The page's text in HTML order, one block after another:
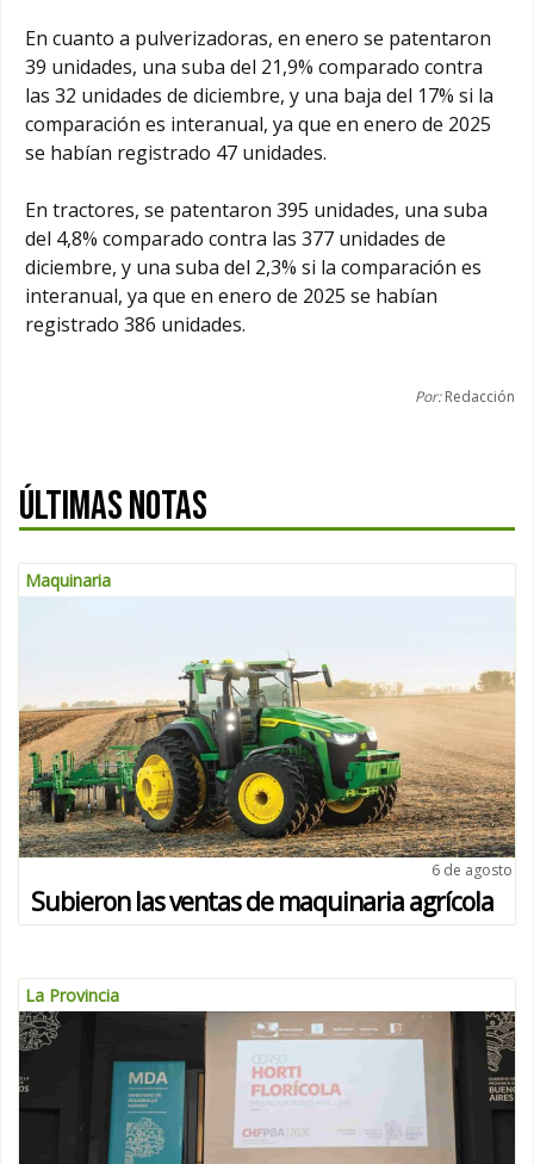
En cuanto a pulverizadoras, en enero se patentaron
39 unidades, una suba del 21,9% comparado contra
las 32 unidades de diciembre, y una baja del 17% si la
comparación es interanual, ya que en enero de 2025
se habían registrado 47 unidades.
En tractores, se patentaron 395 unidades, una suba
del 4,8% comparado contra las 377 unidades de
diciembre, y una suba del 2,3% si la comparación es
interanual, ya que en enero de 2025 se habían
registrado 386 unidades.
Por:Redacción
ÚLTIMAS NOTAS
Maquinaria
6 de agosto
Subieron las ventas de maquinaria agrícola
La Provincia